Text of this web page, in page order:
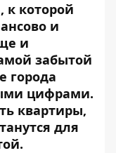
которой
и
и
забытой
города
цифрами.
квартиры,
для